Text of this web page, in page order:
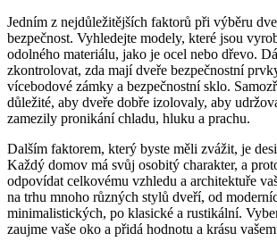
Jedním z nejdůležitějších ⁣faktorů při výběru
‌bezpečnost. Vyhledejte modely, které jsou
odolného materiálu, jako je ocel nebo dřevo.‍
zkontrolovat, zda mají⁢ dveře bezpečnostní
vícebodové zámky a bezpečnostní sklo.
důležité,⁢ aby dveře dobře izolovaly, aby
zamezily pronikání ⁣chladu, hluku a prachu.
Dalším faktorem, který​ byste měli zvážit, je
⁢Každý domov⁣ má svůj⁢ osobitý charakter, a
odpovídat celkovému vzhledu‌ a architektuře
na trhu mnoho různých stylů⁤ dveří, ⁣od
minimalistických, po klasické a rustikální.‌
⁢zaujme vaše ⁢oko a přidá⁢ hodnotu a krásu